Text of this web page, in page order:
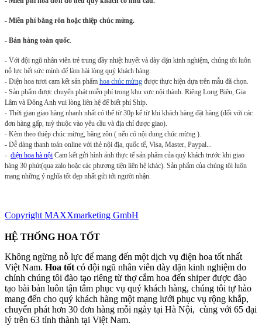
- Miễn phí băng rôn hoặc thiệp chúc mừng.
- Bán hàng toàn quốc.
- Với đội ngũ nhân viên trẻ trung đầy nhiệt huyết và dày dặn kinh nghiệm, chúng tôi luôn
nỗ lực hết sức mình để làm hài lòng quý khách hàng.
- Điện hoa tươi cam kết sản phẩm hoa chúc mừng được thực hiện dựa trên mẫu đã chọn.
- Sản phẩm được chuyển phát miễn phí trong khu vực nội thành. Riêng Long Biên, Gia
Lâm và Đông Anh vui lòng liên hệ để biết phí Ship.
- Thời gian giao hàng nhanh nhất có thể từ 30p kể từ khi khách hàng đặt hàng (đối với các
đơn hàng gấp, tuỳ thuộc vào yêu cầu và địa chỉ được giao).
- Kèm theo thiệp chúc mừng, băng zôn ( nếu có nội dung chúc mừng ).
- Dễ dàng thanh toán online với thẻ nội địa, quốc tế, Visa, Master, Paypal...
- điện hoa hà nội Cam kết gửi hình ảnh thực tế sản phẩm của quý khách trước khi giao
hàng 30 phút(qua zalo hoặc các phương tiện liên hệ khác). Sản phẩm của chúng tôi luôn
mang những ý nghĩa tốt đẹp nhất gửi tới người nhận.
Copyright MAXXmarketing GmbH
HỆ THỐNG HOA TỐT
Không ngừng nỗ lực để mang đến một dịch vụ điện hoa tốt nhất
Việt Nam. Hoa tốt có đội ngũ nhân viên dày dặn kinh nghiệm do
chính chúng tôi đào tạo riêng từ thợ cắm hoa đến shiper được đào
tạo bài bản luôn tận tâm phục vụ quý khách hàng, chúng tôi tự hào
mang đến cho quý khách hàng một mạng lưới phục vụ rộng khắp,
chuyển phát hơn 30 đơn hàng mỗi ngày tại Hà Nội, cùng với 65 đại
lý trên 63 tỉnh thành tại Việt Nam.